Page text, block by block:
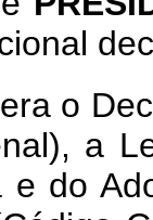
o
a
e do